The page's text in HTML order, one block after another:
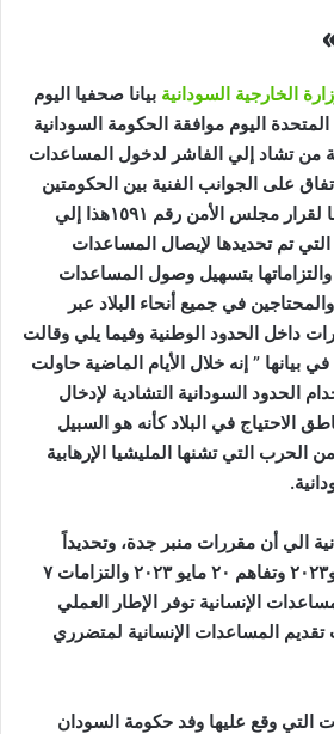
الخارجية السودانية بيانا صحفيا اليوم
اليوم موافقة الحكومة السودانية
من تشاد إلي الفاشر لدخول المساعدات
على الجوانب الفنية بين الحكومتين
السودانية والتشادية ووفقا لقرار مجلس الأمن رقم ١٥٩١هذا إلي
تم تحديدها لإيصال المساعدات
بتسهيل وصول المساعدات
في جميع أنحاء البلاد عبر
داخل الحدود الوطنية وفيما يلي وقالت
بيانها ” إنه خلال الأيام الماضية حاولت
الحدود السودانية التشادية لإدخال
الاحتياج في البلاد كأنه هو السبيل
الحرب التي تشنها المليشيا الإرهابية
الي أن مقررات منبر جدة، وتحديداً
إعلان المبادئ في ١١ مايو٢٠٢٣ وتفاهم ٢٠ مايو ٢٠٢٣ والتزامات ٧
المساعدات الإنسانية توفر الإطار العملي
تقديم المساعدات الإنسانية لمتضرري
التي وقع عليها وفد حكومة السودان